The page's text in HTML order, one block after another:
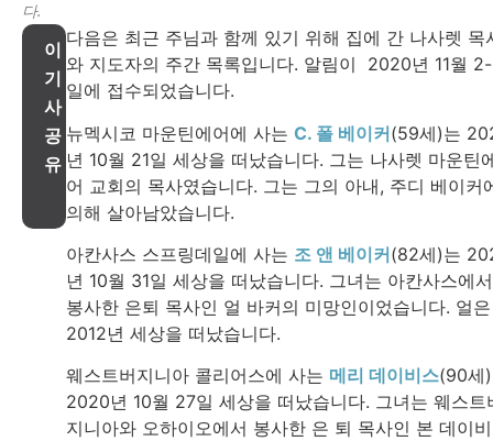
다.
이
기
사
공
유
다음은 최근 주님과 함께 있기 위해 집에 간 나사렛 목
와 지도자의 주간 목록입니다. 알림이 2020년 11월
일에 접수되었습니다.
뉴멕시코 마운틴에어에 사는 C. 폴 베이커(59세)는
년 10월 21일 세상을 떠났습니다. 그는 나사렛 마운틴
어 교회의 목사였습니다. 그는 그의 아내, 주디 베이커
의해 살아남았습니다.
아칸사스 스프링데일에 사는 조 앤 베이커(82세)는
년 10월 31일 세상을 떠났습니다. 그녀는 아칸사스에서
봉사한 은퇴 목사인 얼 바커의 미망인이었습니다. 얼은
2012년 세상을 떠났습니다.
웨스트버지니아 콜리어스에 사는 메리 데이비스(90세
2020년 10월 27일 세상을 떠났습니다. 그녀는 웨스트
지니아와 오하이오에서 봉사한 은 퇴 목사인 본 데이